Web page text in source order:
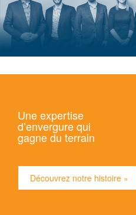
Une expertise
d’envergure qui
gagne du terrain
Découvrez notre histoire »